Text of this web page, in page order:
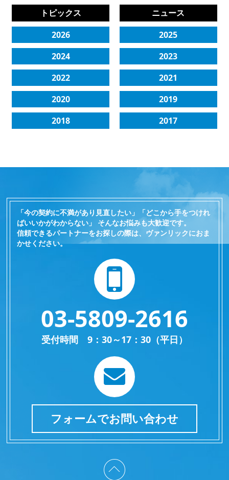
トピックス
ニュース
2026
2025
2024
2023
2022
2021
2020
2019
2018
2017
「今の契約に不満があり見直したい」「どこから手をつけれ
ばいいかがわからない」 そんなお悩みも大歓迎です。
信頼できるパートナーをお探しの際は、ヴァンリックにおま
かせください。
03-5809-2616
受付時間 9：30～17：30（平日）
フォームでお問い合わせ